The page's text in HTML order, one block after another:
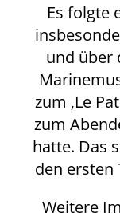
Es folgte
und über
zum ‚Le
zum
hatte. Das
den ersten
Weitere